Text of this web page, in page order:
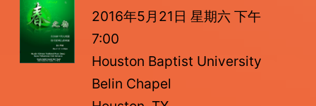
2016年5月21日 星期六 下午
7:00
Houston Baptist University
Belin Chapel